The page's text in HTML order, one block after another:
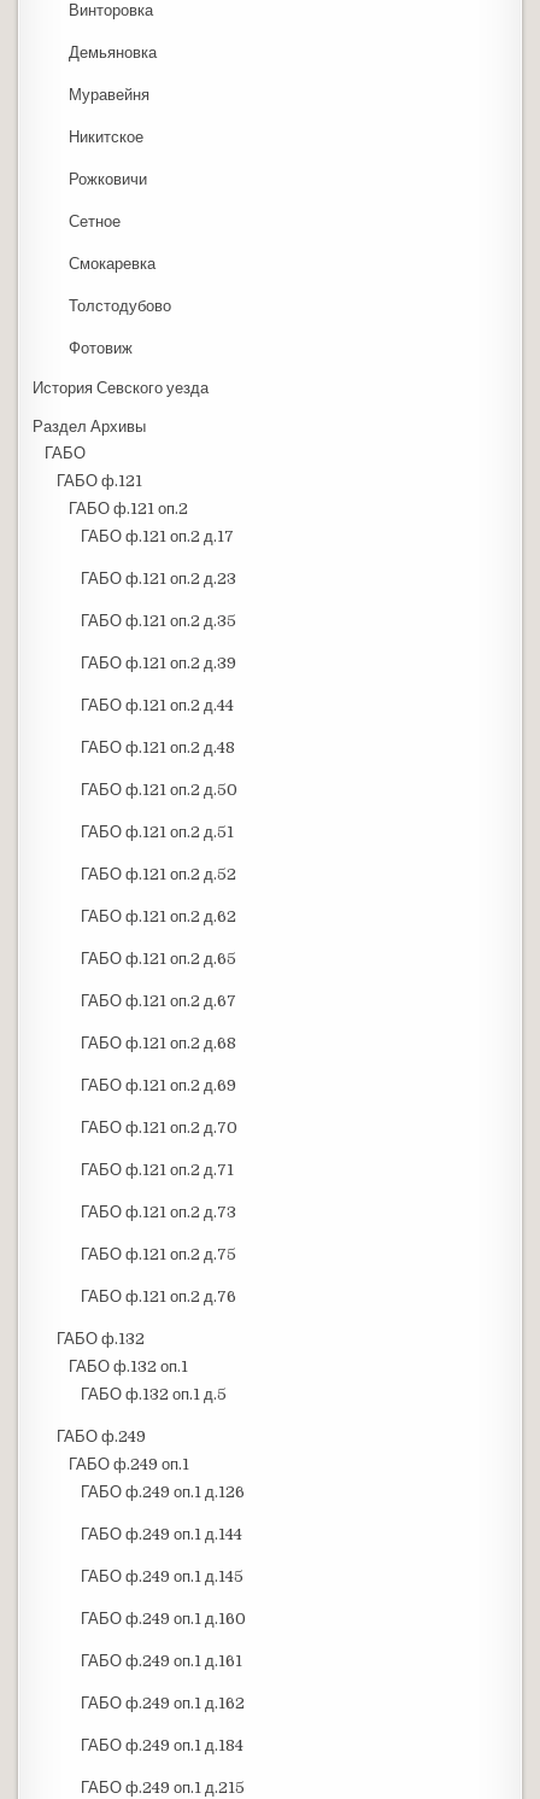
Винторовка
Демьяновка
Муравейня
Никитское
Рожковичи
Сетное
Смокаревка
Толстодубово
Фотовиж
История Севского уезда
Раздел Архивы
ГАБО
ГАБО ф.121
ГАБО ф.121 оп.2
ГАБО ф.121 оп.2 д.17
ГАБО ф.121 оп.2 д.23
ГАБО ф.121 оп.2 д.35
ГАБО ф.121 оп.2 д.39
ГАБО ф.121 оп.2 д.44
ГАБО ф.121 оп.2 д.48
ГАБО ф.121 оп.2 д.50
ГАБО ф.121 оп.2 д.51
ГАБО ф.121 оп.2 д.52
ГАБО ф.121 оп.2 д.62
ГАБО ф.121 оп.2 д.65
ГАБО ф.121 оп.2 д.67
ГАБО ф.121 оп.2 д.68
ГАБО ф.121 оп.2 д.69
ГАБО ф.121 оп.2 д.70
ГАБО ф.121 оп.2 д.71
ГАБО ф.121 оп.2 д.73
ГАБО ф.121 оп.2 д.75
ГАБО ф.121 оп.2 д.76
ГАБО ф.132
ГАБО ф.132 оп.1
ГАБО ф.132 оп.1 д.5
ГАБО ф.249
ГАБО ф.249 оп.1
ГАБО ф.249 оп.1 д.126
ГАБО ф.249 оп.1 д.144
ГАБО ф.249 оп.1 д.145
ГАБО ф.249 оп.1 д.160
ГАБО ф.249 оп.1 д.161
ГАБО ф.249 оп.1 д.162
ГАБО ф.249 оп.1 д.184
ГАБО ф.249 оп.1 д.215